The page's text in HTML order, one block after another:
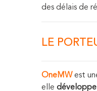
des délais de
LE
OneMW est
elle développe